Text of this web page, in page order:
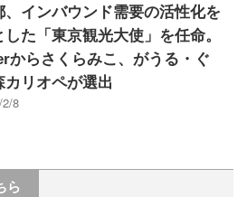
、インバウンド需要の活性化を
した「東京観光大使」を任命。
からさくらみこ、がうる・ぐ
カリオペが選出
8
ら